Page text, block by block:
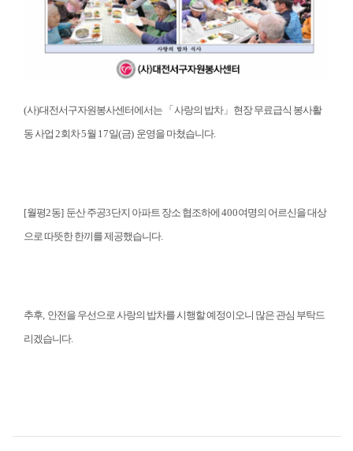
(사)대전서구자원봉사센터에서는 「 사랑의 밥차」 현장 무료급식 봉사활
동 사업 2회차5월 17일(금) 운영을 마쳤습니다.
[월평2동] 둔산 주공3단지 아파트 장소 협조하에 400여명의 어르신을 대상
으로 따뜻한 한끼를 제공했습니다.
추후 안전을 우선으로 사랑의 밥차를 시행할 예정이오니 많은 관심 부탁드
리겠습니다.